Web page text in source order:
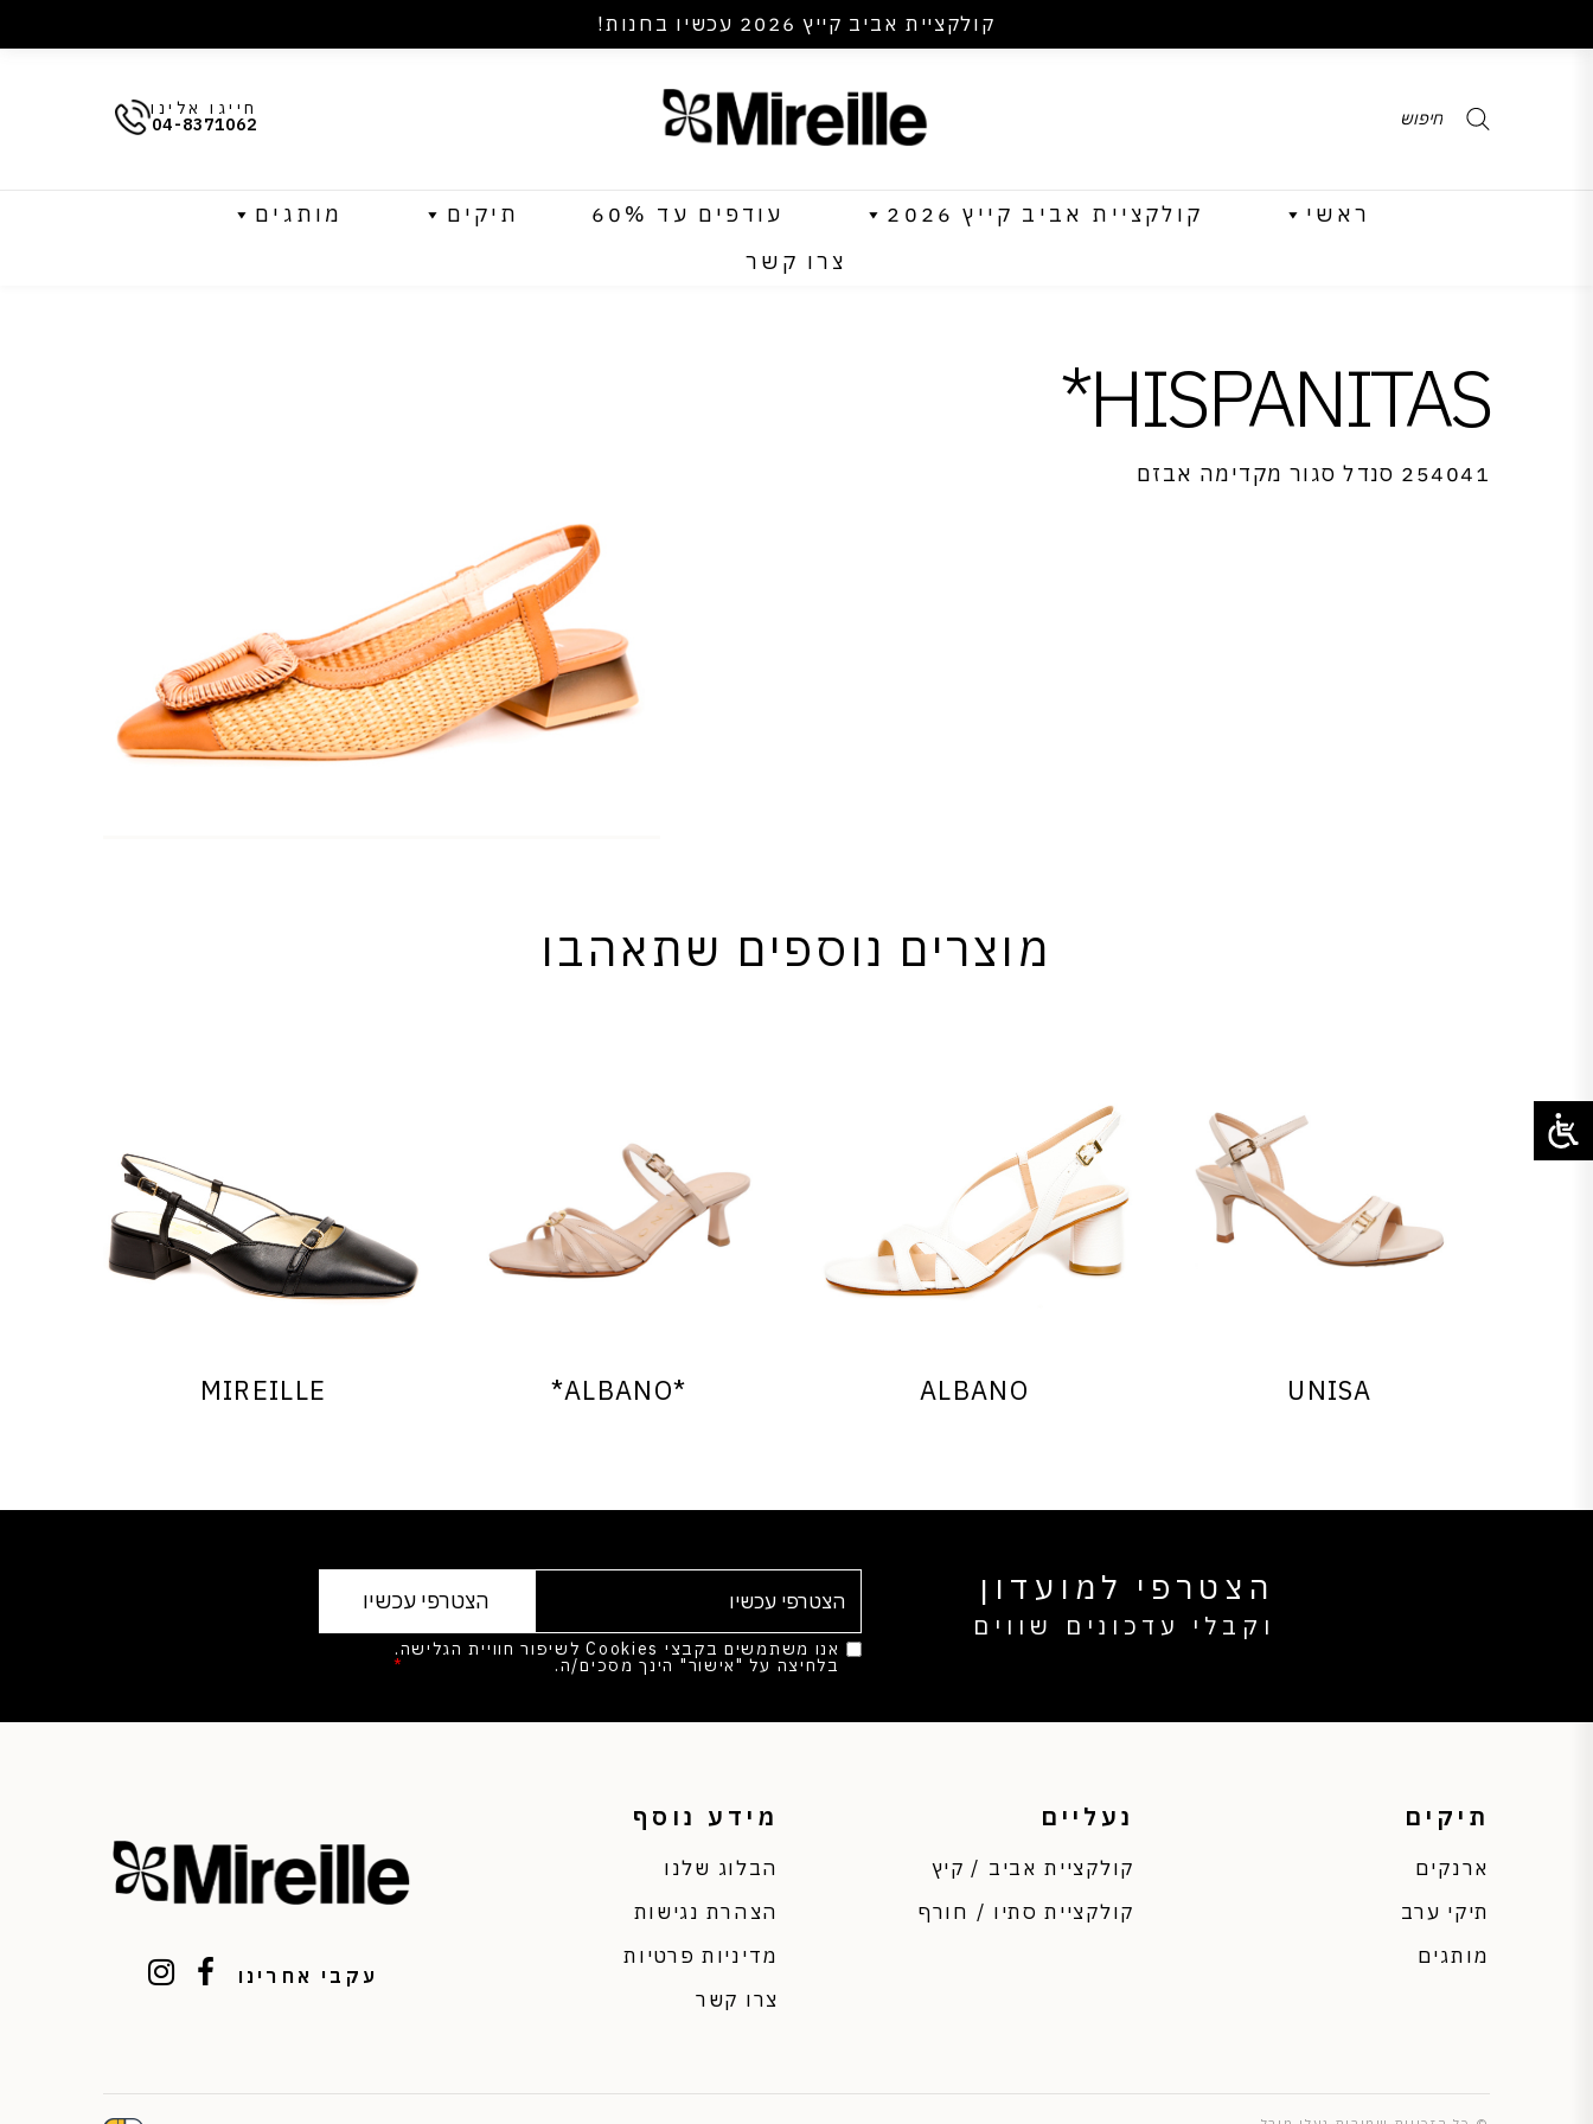
קולקציית אביב קייץ 2026 עכשיו בחנות!
Products
search
חייגו אלינו
04-8371062
ראשי קולקציית אביב קייץ 2026 עודפים עד 60% תיקים
מותגים
צרו קשר
HISPANITAS*
254041 סנדל סגור מקדימה אבזם
מוצרים נוספים שתאהבו
UNISA
ALBANO
*ALBANO*
MIREILLE
הצטרפי למועדון
וקבלי עדכונים שווים
אנו משתמשים בקבצי Cookies לשיפור חוויית הגלישה.
בלחיצה על "אישור" הינך מסכים/ה. *
תיקים
ארנקים
תיקי ערב
מותגים
נעליים
קולקציית אביב / קיץ
קולקציית סתיו / חורף
מידע נוסף
הבלוג שלנו
הצהרת נגישות
מדיניות פרטיות
צרו קשר
עקבי אחרינו